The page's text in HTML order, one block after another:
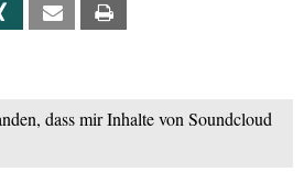
Xing Email
dass mir Inhalte von Soundcloud